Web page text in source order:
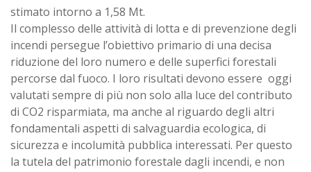
stimato intorno a 1,58 Mt.
Il complesso delle attività di lotta e di prevenzione degli
incendi persegue l’obiettivo primario di una decisa
riduzione del loro numero e delle superfici forestali
percorse dal fuoco. I loro risultati devono essere oggi
valutati sempre di più non solo alla luce del contributo
di CO2 risparmiata, ma anche al riguardo degli altri
fondamentali aspetti di salvaguardia ecologica, di
sicurezza e incolumità pubblica interessati. Per questo
la tutela del patrimonio forestale dagli incendi, e non